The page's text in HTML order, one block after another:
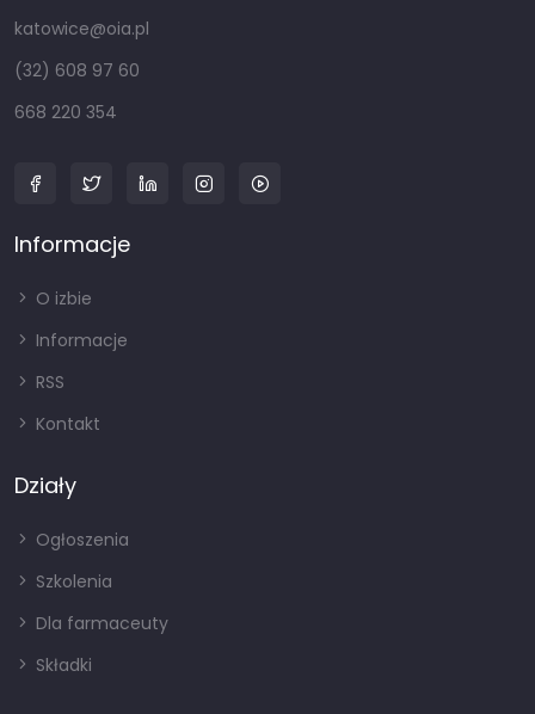
katowice@oia.pl
(32) 608 97 60
668 220 354
Informacje
O izbie
Informacje
RSS
Kontakt
Działy
Ogłoszenia
Szkolenia
Dla farmaceuty
Składki